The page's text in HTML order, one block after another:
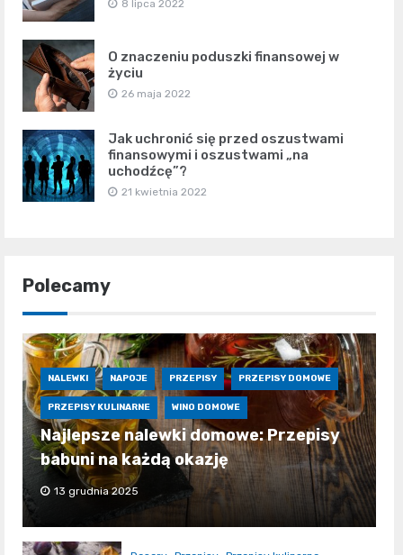
8 lipca 2022
O znaczeniu poduszki finansowej w
życiu
26 maja 2022
Jak uchronić się przed oszustwami
finansowymi i oszustwami „na
uchodźcę”?
21 kwietnia 2022
Polecamy
NALEWKI NAPOJE PRZEPISY PRZEPISY DOMOWE
PRZEPISY KULINARNE WINO DOMOWE
Najlepsze nalewki domowe: Przepisy
babuni na każdą okazję
13 grudnia 2025